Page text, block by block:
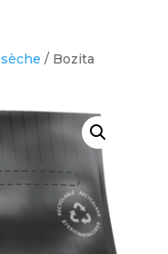
/ Bozita